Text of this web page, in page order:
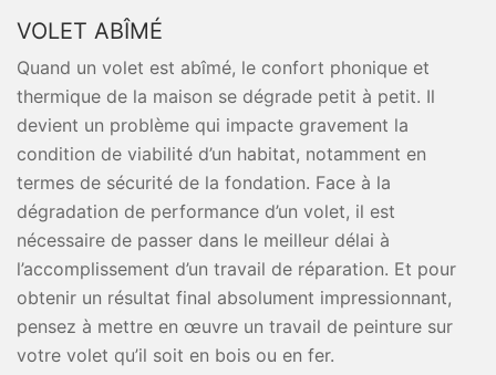
VOLET ABÎMÉ
Quand un volet est abîmé, le confort phonique et
thermique de la maison se dégrade petit à petit. Il
devient un problème qui impacte gravement la
condition de viabilité d’un habitat, notamment en
termes de sécurité de la fondation. Face à la
dégradation de performance d’un volet, il est
nécessaire de passer dans le meilleur délai à
l’accomplissement d’un travail de réparation. Et pour
obtenir un résultat final absolument impressionnant,
pensez à mettre en œuvre un travail de peinture sur
votre volet qu’il soit en bois ou en fer.